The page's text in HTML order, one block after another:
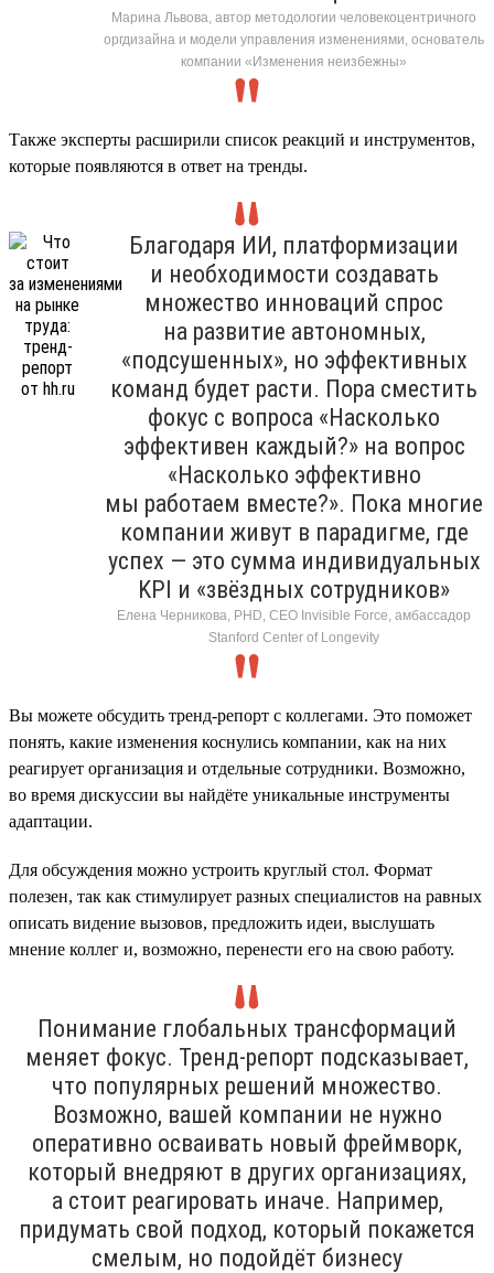
Марина Львова, автор методологии человекоцентричного
оргдизайна и модели управления изменениями, основатель
компании «Изменения неизбежны»
Также эксперты расширили список реакций и инструментов,
которые появляются в ответ на тренды.
Благодаря ИИ, платформизации
и необходимости создавать
множество инноваций спрос
на развитие автономных,
«подсушенных», но эффективных
команд будет расти. Пора сместить
фокус с вопроса «Насколько
эффективен каждый?» на вопрос
«Насколько эффективно
мы работаем вместе?». Пока многие
компании живут в парадигме, где
успех — это сумма индивидуальных
KPI и «звёздных сотрудников»
Елена Черникова, PHD, CEO Invisible Force, амбассадор
Stanford Center of Longevity
Вы можете обсудить тренд-репорт с коллегами. Это поможет
понять, какие изменения коснулись компании, как на них
реагирует организация и отдельные сотрудники. Возможно,
во время дискуссии вы найдёте уникальные инструменты
адаптации.
Для обсуждения можно устроить круглый стол. Формат
полезен, так как стимулирует разных специалистов на равных
описать видение вызовов, предложить идеи, выслушать
мнение коллег и, возможно, перенести его на свою работу.
Понимание глобальных трансформаций
меняет фокус. Тренд-репорт подсказывает,
что популярных решений множество.
Возможно, вашей компании не нужно
оперативно осваивать новый фреймворк,
который внедряют в других организациях,
а стоит реагировать иначе. Например,
придумать свой подход, который покажется
смелым, но подойдёт бизнесу